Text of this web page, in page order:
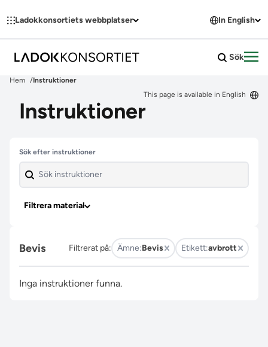
Ladokkonsortiets webbplatser In English
Sök
Hem
Instruktioner
This page is available in English
Instruktioner
Hoppa över filter
Sök efter instruktioner
Filtrera material
Bevis Filtrerat på: Ämne:Bevis Etikett:avbrott
Inga instruktioner funna.